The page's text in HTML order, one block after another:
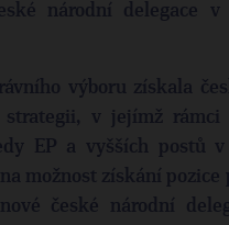
národní delegace
výboru získala
strategii, v jejímž
EP a vyšších postů
možnost získání
české národní